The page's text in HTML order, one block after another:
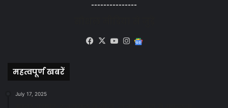
---------------
Facebook
X YouTubeInstagram
महत्वपूर्ण खबरें
July 17, 2025